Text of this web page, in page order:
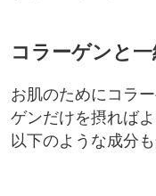
コラーゲンと
お肌のためにコラ
ゲンだけを摂れば
以下のような成分